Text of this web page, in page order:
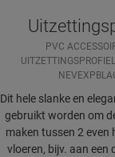
PVC
Dit hele slanke en
gebruikt worden om
maken tussen 2 even
vloeren, bijv. aan een